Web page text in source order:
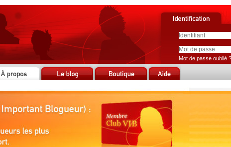
Mot de passe oublié ?